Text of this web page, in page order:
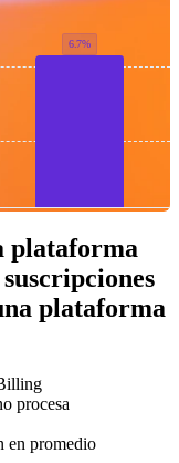
6.7%
plataforma
plataforma
procesa
en promedio